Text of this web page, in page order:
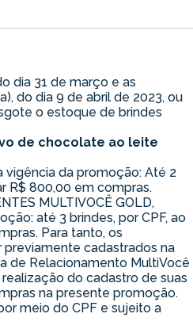
dia 31 de março e as
do dia 9 de abril de 2023, ou
o estoque de brindes
de chocolate ao leite
vigência da promoção: Até 2
R$ 800,00 em compras.
MULTIVOCÊ GOLD,
até 3 brindes, por CPF, ao
Para tanto, os
cadastrados na
de Relacionamento MultiVocê
do cadastro de suas
na presente promoção.
meio do CPF e sujeito a